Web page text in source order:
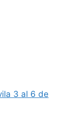
3 al 6 de